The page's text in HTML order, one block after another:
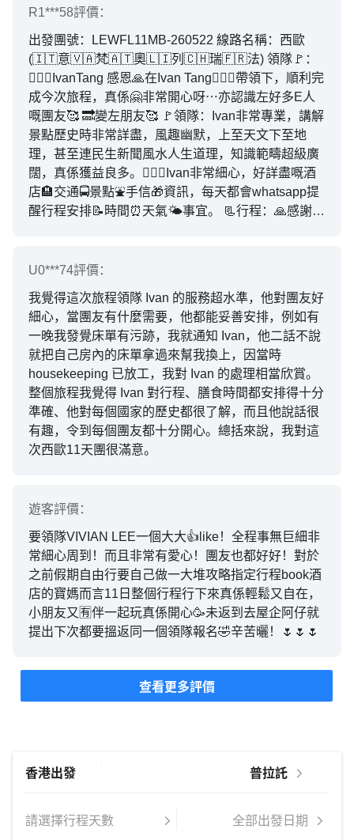
R1***58評價：
出發團號：LEWFL11MB-260522 線路名稱：西歐
(🇮🇹意🇻🇦梵🇦🇹奧🇱🇮列🇨🇭瑞🇫🇷法) 領隊🚩：
🙋🏻‍♂️IvanTang 感恩🙏在Ivan Tang🙋🏻‍♂️帶領下，順利完
成今次旅程，真係🤗非常開心呀⋯亦認識左好多E人
嘅團友🥰 🔜變左朋友🥰 🚩領隊：Ivan非常專業，講解
景點歷史時非常詳盡，風趣幽默，上至天文下至地
理，甚至連民生新聞風水人生道理，知識範疇超級廣
闊，真係獲益良多。🙋🏻‍♂️Ivan非常細心，好詳盡嘅酒
店🏨交通🚍景點⛲️手信🎁資訊，每天都會whatsapp提
醒行程安排📝時間⏰️天氣🌤事宜。 📃行程：🙏感謝上
團友們非常準時甚至有早無遲💯並讚讚Ivan幫我哋影
短片，呢種用心要畀💯200💯分讚👍🏻 🍽膳食：中餐的
食物質素都不錯，另外西餐方面也都不錯。💬印象最
深刻😋😋最美味是瑞士😋oberkirch嘅晚餐及巴黎😋
noces de jeannette嘅晚餐，非常滿足嘅用餐體驗😋
😋 🏢住宿：整體住宿體驗令人滿意，房間非常乾淨，
打開行李箱係完全無問題。 冷氣方面都合格啦，始終
歐洲強調環保😅，今次住咁多間酒店，90%房間冷氣
都足夠😁。 🚍用車：大巴內部舒適寬敞乾淨，畀波蘭
司機滿分💯💯，非常喜歡整潔，見佢日日都洗車👍🏻讚
世世代代都平安》🚩 ”💟 謝謝”Ivan Tang👨🏻⋯ 希望
您繼續帶畀其他團友開心嘅旅程 你會係我地美麗回憶
嘅一部份👍🏻
U0***74評價：
我覺得這次旅程領隊 Ivan 的服務超水準，他對團友好
細心，當團友有什麼需要，他都能妥善安排，例如有
一晚我發覺床單有污跡，我就通知 Ivan，他二話不說
就把自己房內的床單拿過來幫我換上，因當時
housekeeping 已放工，我對 Ivan 的處理相當欣賞。
整個旅程我覺得 Ivan 對行程、膳食時間都安排得十分
準確、他對每個國家的歷史都很了解，而且他說話很
有趣，令到每個團友都十分開心。總括來說，我對這
次西歐11天團很滿意。
遊客評價：
要領隊VIVIAN LEE一個大大👍like！全程事無巨細非
常細心周到！而且非常有愛心！團友也都好好！對於
之前假期自由行要自己做一大堆攻略指定行程book酒
店的寶媽而言11日整個行程行下來真係輕鬆又自在，
小朋友又🈶伴一起玩真係開心🥳未返到去屋企阿仔就
提出下次都要搵返同一個領隊報名🤣辛苦曬！🌷🌷🌷
查看更多評價